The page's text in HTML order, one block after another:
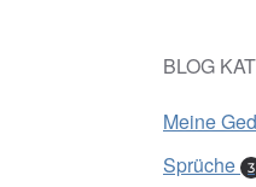
BLOG
Meine
Sprüche 3